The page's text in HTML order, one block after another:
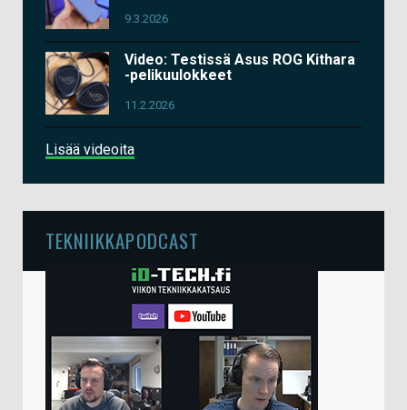
9.3.2026
Video: Testissä Asus ROG Kithara
-pelikuulokkeet
11.2.2026
Lisää videoita
TEKNIIKKAPODCAST